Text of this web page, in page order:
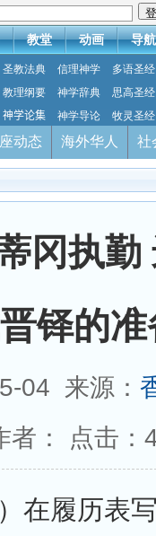
教堂 动画 导航
圣教法典 信理神学
多语圣经
教理纲要 神学辞典
思高圣经
神学论集 神学导论 牧灵圣经
动态 海外华人 社
冈执勤
铎的准
04 来源：
者： 点击：
在履历表